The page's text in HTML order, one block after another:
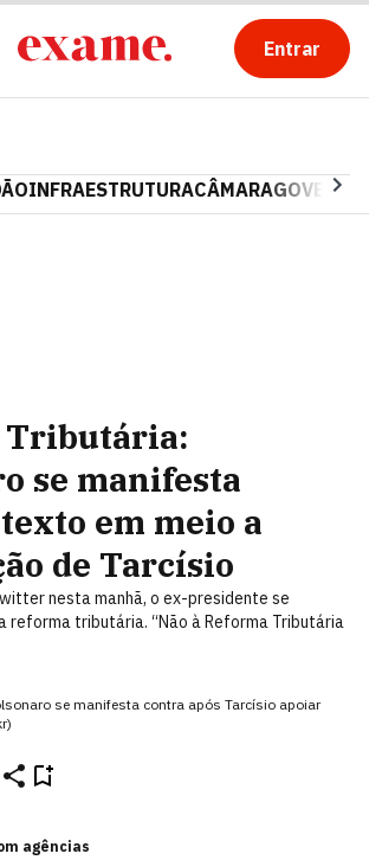
Entrar
INFRAESTRUTURACÂMARAGOVERNO
Tributária:
se manifesta
em meio a
de Tarcísio
nesta manhã, o ex-presidente se
reforma tributária. “Não à Reforma Tributária
se manifesta contra após Tarcísio apoiar
agências